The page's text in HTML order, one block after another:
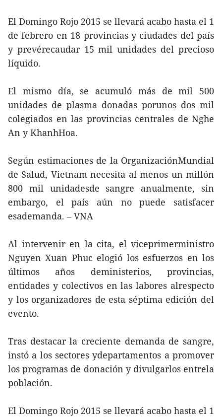
El Domingo Rojo 2015 se llevará acabo hasta el 1
de febrero en 18 provincias y ciudades del país
y prevérecaudar 15 mil unidades del precioso
líquido.
El mismo día, se acumuló más de mil 500
unidades de plasma donadas porunos dos mil
colegiados en las provincias centrales de Nghe
An y KhanhHoa.
Según estimaciones de la OrganizaciónMundial
de Salud, Vietnam necesita al menos un millón
800 mil unidadesde sangre anualmente, sin
embargo, el país aún no puede satisfacer
esademanda. – VNA
Al intervenir en la cita, el viceprimerministro
Nguyen Xuan Phuc elogió los esfuerzos en los
últimos años deministerios, provincias,
entidades y colectivos en las labores alrespecto
y los organizadores de esta séptima edición del
evento.
Tras destacar la creciente demanda de sangre,
instó a los sectores ydepartamentos a promover
los programas de donación y divulgarlos entrela
población.
El Domingo Rojo 2015 se llevará acabo hasta el 1